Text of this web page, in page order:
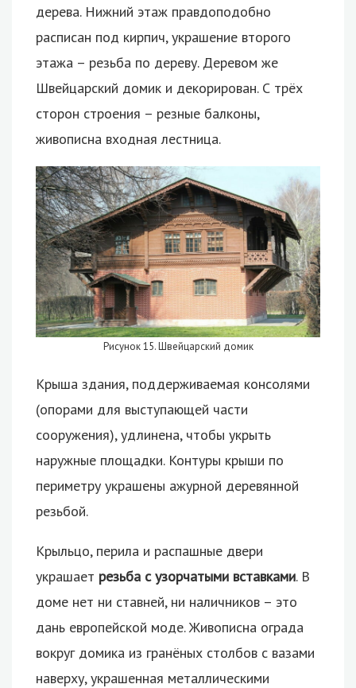
дерева. Нижний этаж правдоподобно
расписан под кирпич, украшение второго
этажа – резьба по дереву. Деревом же
Швейцарский домик и декорирован. С трёх
сторон строения – резные балконы,
живописна входная лестница.
Рисунок 15. Швейцарский домик
Крыша здания, поддерживаемая консолями
(опорами для выступающей части
сооружения), удлинена, чтобы укрыть
наружные площадки. Контуры крыши по
периметру украшены ажурной деревянной
резьбой.
Крыльцо, перила и распашные двери
украшает резьба с узорчатыми вставками. В
доме нет ни ставней, ни наличников – это
дань европейской моде. Живописна ограда
вокруг домика из гранёных столбов с вазами
наверху, украшенная металлическими